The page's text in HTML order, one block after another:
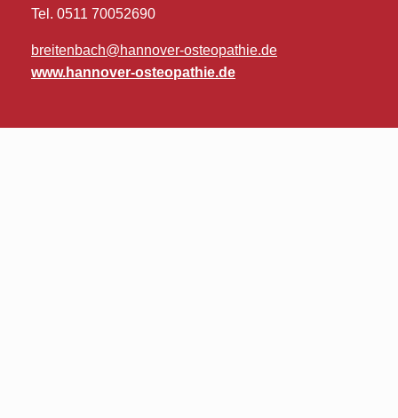
Tel. 0511 70052690
breitenbach@hannover-osteopathie.de
www.hannover-osteopathie.de